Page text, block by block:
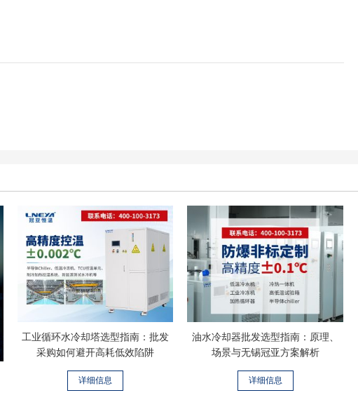
工业循环水冷却塔选型指南：批发
采购如何避开高耗低效陷阱
详细信息
油水冷却器批发选型指南：原理、
场景与无锡冠亚方案解析
详细信息